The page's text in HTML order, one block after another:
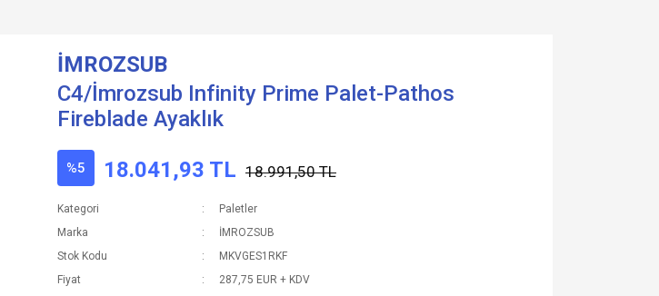
İMROZSUB
C4/İmrozsub Infinity Prime Palet-Pathos
Fireblade Ayaklık
%5 18.041,93 TL 18.991,50 TL
Kategori
Paletler
Marka
İMROZSUB
Stok Kodu
MKVGES1RKF
Fiyat
287,75 EUR + KDV